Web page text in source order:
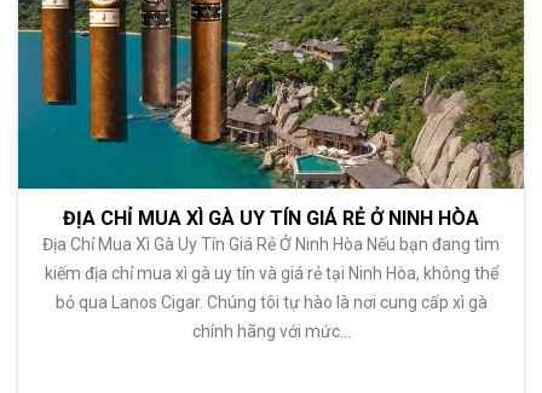
ĐỊA CHỈ MUA XÌ GÀ UY TÍN GIÁ RẺ Ở NINH HÒA
Địa Chỉ Mua Xì Gà Uy Tín Giá Rẻ Ở Ninh Hòa Nếu bạn đang tìm
kiếm địa chỉ mua xì gà uy tín và giá rẻ tại Ninh Hòa, không thể
bỏ qua Lanos Cigar. Chúng tôi tự hào là nơi cung cấp xì gà
chính hãng với mức…